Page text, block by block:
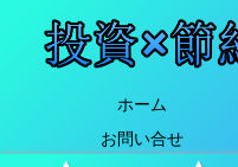
ホーム
お問い合せ